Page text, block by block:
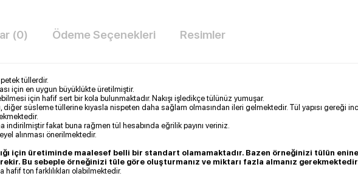
(0) Ödeme Seçenekleri Resimler
petek tüllerdir.
için en uygun büyüklükte üretilmiştir.
için hafif sert bir kola bulunmaktadır. Nakışı işledikçe tülünüz yumuşar.
diğer süsleme tüllerine kıyasla nispeten daha sağlam olmasından ileri gelmektedir. Tül yapısı
indirilmiştir fakat buna rağmen tül hesabında eğrilik payını veriniz.
alınması önerilmektedir.
için üretiminde maalesef belli bir standart olamamaktadır. Bazen örneğinizi tülün
Bu sebeple örneğinizi tüle göre oluşturmanız ve miktarı fazla almanız
ton farklılıkları olabilmektedir.